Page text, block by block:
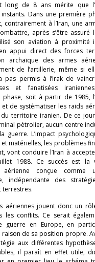
long de 8 ans mérite que
Dans une première
contrairement à l’Iran, une
après s’être assuré
son aviation à proximité
appui direct des forces
archaïque des armes
de l’artillerie, même si
pas permis à l’Irak de
et fanatisées
phase, soit à partir de 1985,
et de systématiser les raids
du territoire iranien. De ce
pétrolier, aucun centre
guerre. L’impact
et matérielles, les problèmes
vont conduire l’Iran à
1988. Ce succès est la
aérienne conçue comme
indépendante des
terrestres.
aériennes jouent donc un
les conflits. Ce serait
guerre en Europe, en
raison de sa position propre.
aux différentes
il paraît en effet utile,